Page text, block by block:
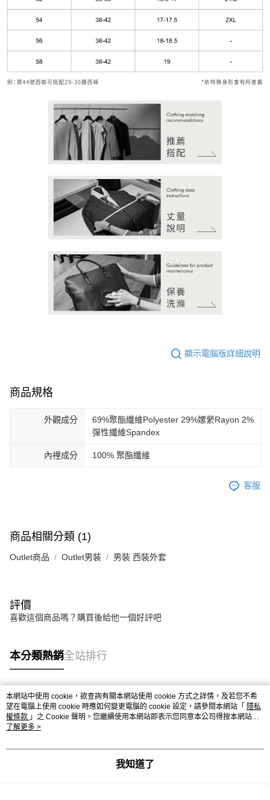
顯示電腦版詳細說明
商品規格
外觀成分
69%聚酯纖維Polyester 29%嫘縈Rayon 2%
彈性纖維Spandex
內裡成分 100% 聚酯纖維
客服
商品相關分類 (1)
Outlet商品 Outlet男裝 男裝 西裝外套
評價
喜歡這個商品嗎？購買後給他一個好評吧
本分類熱銷全站排行
熱門標籤
本網站中使用 cookie，欲查詢有關本網站使用 cookie 方式之詳情，及若您不希
望在電腦上使用 cookie 時應如何變更電腦的 cookie 設定，請參閱本網站「 隱私
權條款 」之 Cookie 聲明。您繼續使用本網站即表示您同意本公司得按本網站使
用條款之 Cookie 聲明使用 cookie。
了解更多 >
我知道了